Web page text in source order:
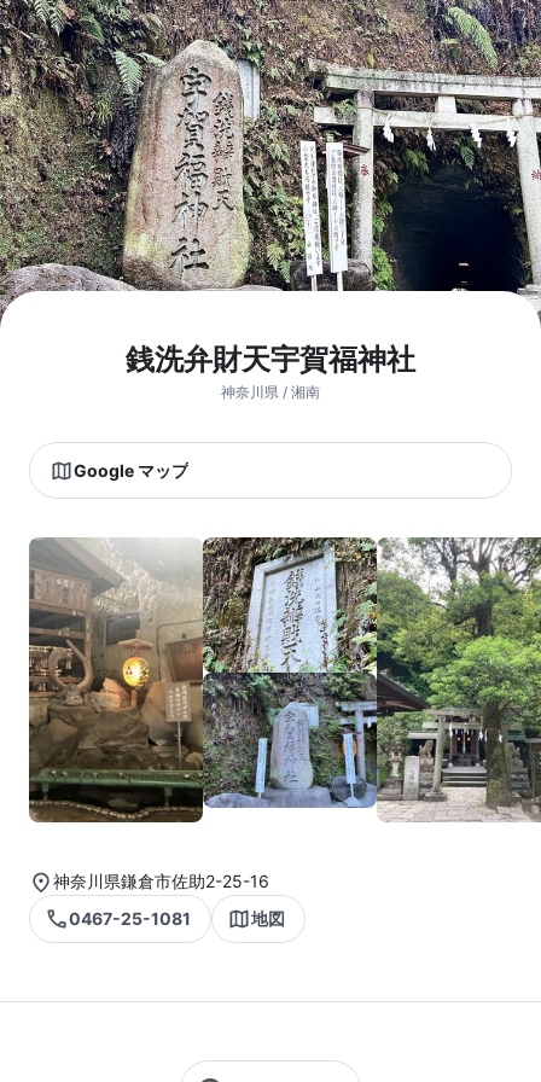
銭洗弁財天宇賀福神社
神奈川県 / 湘南
Google マップ
神奈川県鎌倉市佐助2-25-16
0467-25-1081
地図